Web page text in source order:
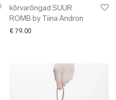
kõrvarõngad SUUR
ROMB by Tiina Andron
€ 79.00